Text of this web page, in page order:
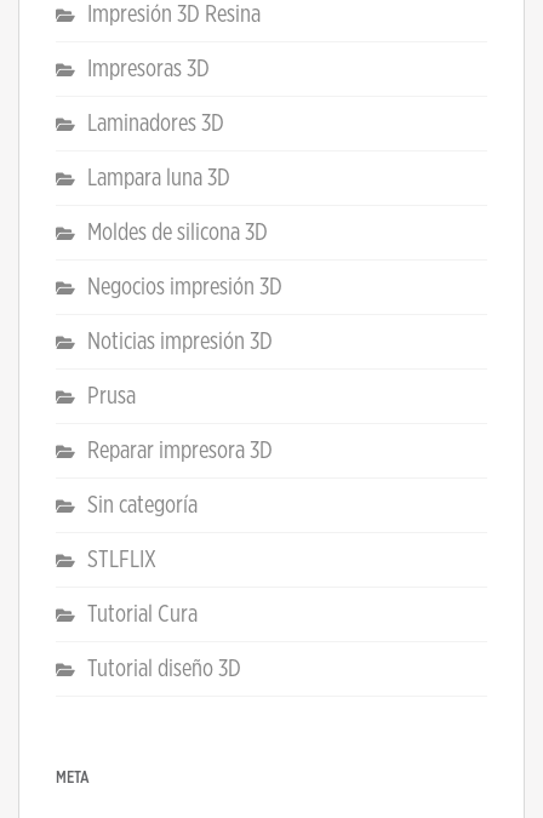
Impresión 3D Resina
Impresoras 3D
Laminadores 3D
Lampara luna 3D
Moldes de silicona 3D
Negocios impresión 3D
Noticias impresión 3D
Prusa
Reparar impresora 3D
Sin categoría
STLFLIX
Tutorial Cura
Tutorial diseño 3D
META